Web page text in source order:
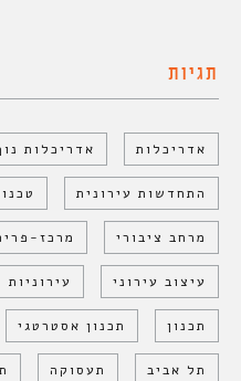
תגיות
אדריכלות אדריכלות
התחדשות עירונית
מרחב ציבורי מרכז-
עיצוב עירוני עירוניות
תכנון תכנון אסטרטגי
תל אביב תעסוקה